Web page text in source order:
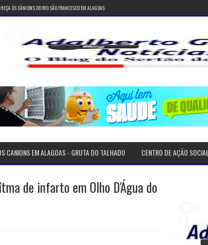
OS CÂNIONS DO RIO SÃO FRANCISCO EM ALAGOAS
CANIONS EM ALAGOAS - GRUTA DO TALHADO CENTRO DE AÇÃO SOCIAL
de infarto em Olho D'Água do